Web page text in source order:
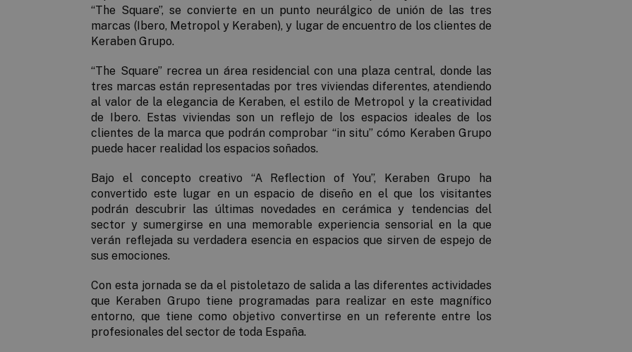
“The Square”, se convierte en un punto neurálgico de unión de las tres
marcas (Ibero, Metropol y Keraben), y lugar de encuentro de los clientes de
Keraben Grupo.
“The Square” recrea un área residencial con una plaza central, donde las
tres marcas están representadas por tres viviendas diferentes, atendiendo
al valor de la elegancia de Keraben, el estilo de Metropol y la creatividad
de Ibero. Estas viviendas son un reflejo de los espacios ideales de los
clientes de la marca que podrán comprobar “in situ” cómo Keraben Grupo
puede hacer realidad los espacios soñados.
Bajo el concepto creativo “A Reflection of You”, Keraben Grupo ha
convertido este lugar en un espacio de diseño en el que los visitantes
podrán descubrir las últimas novedades en cerámica y tendencias del
sector y sumergirse en una memorable experiencia sensorial en la que
verán reflejada su verdadera esencia en espacios que sirven de espejo de
sus emociones.
Con esta jornada se da el pistoletazo de salida a las diferentes actividades
que Keraben Grupo tiene programadas para realizar en este magnífico
entorno, que tiene como objetivo convertirse en un referente entre los
profesionales del sector de toda España.